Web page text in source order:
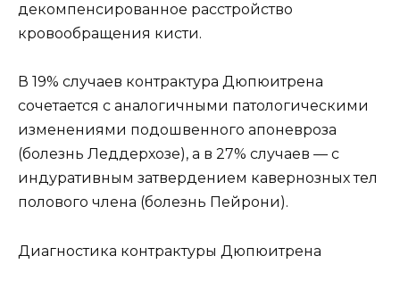
декомпенсированное расстройство
кровообращения кисти.
В 19% случаев контрактура Дюпюитрена
сочетается с аналогичными патологическими
изменениями подошвенного апоневроза
(болезнь Леддерхозе), а в 27% случаев — с
индуративным затвердением кавернозных тел
полового члена (болезнь Пейрони).
Диагностика контрактуры Дюпюитрена